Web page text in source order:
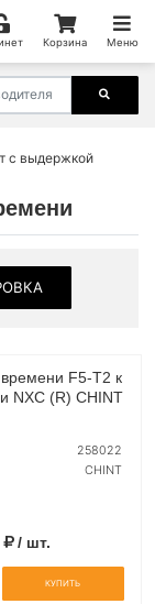
Корзина Меню
с выдержкой
F5-T2 к
NXC (R) CHINT
258022
CHINT
/ шт.
КУПИТЬ